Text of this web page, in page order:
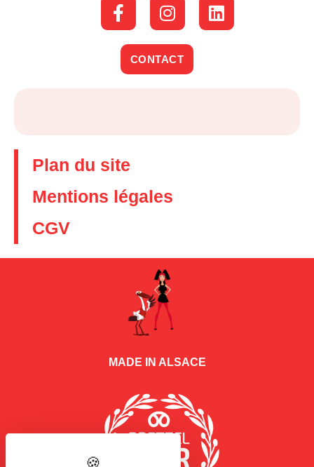
CONTACT
Plan du site
Mentions légales
CGV
MADE IN ALSACE